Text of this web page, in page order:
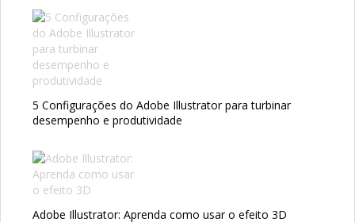
5 Configurações do Adobe Illustrator para turbinar
desempenho e produtividade
Adobe Illustrator: Aprenda como usar o efeito 3D